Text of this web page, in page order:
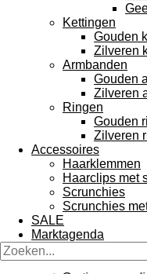
Kettingen
Gouden
Zilveren
Armbanden
Gouden
Zilveren
Ringen
Gouden
Zilveren
Accessoires
Haarklemmen
Haarclips met
Scrunchies
Scrunchies
SALE
Marktagenda